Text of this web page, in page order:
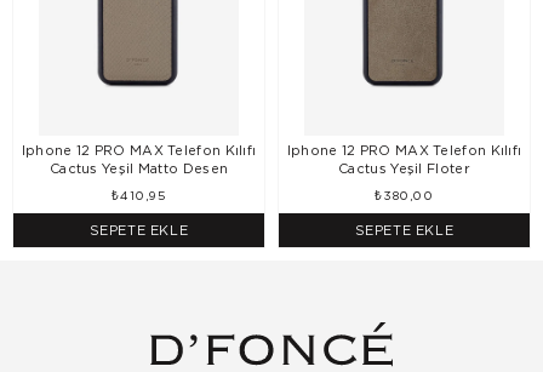
Iphone 12 PRO MAX Telefon Kılıfı
Cactus Yeşil Matto Desen
₺410,95
SEPETE EKLE
Iphone 12 PRO MAX Telefon Kılıfı
Cactus Yeşil Floter
₺380,00
SEPETE EKLE